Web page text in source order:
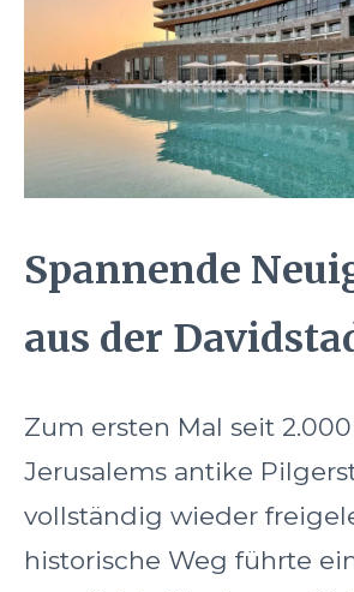
Spannende
aus der
Zum ersten Mal seit
Jerusalems antike
vollständig wieder
historische Weg führte